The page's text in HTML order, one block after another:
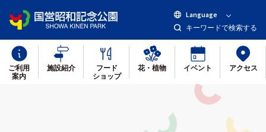
Language
キーワードで検索する
ご利用
案内
施設紹介
フード
ショップ
花・植物 イベント アクセス